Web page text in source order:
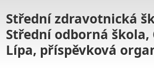
Střední zdravotnická
Střední odborná škola,
Lípa, příspěvková